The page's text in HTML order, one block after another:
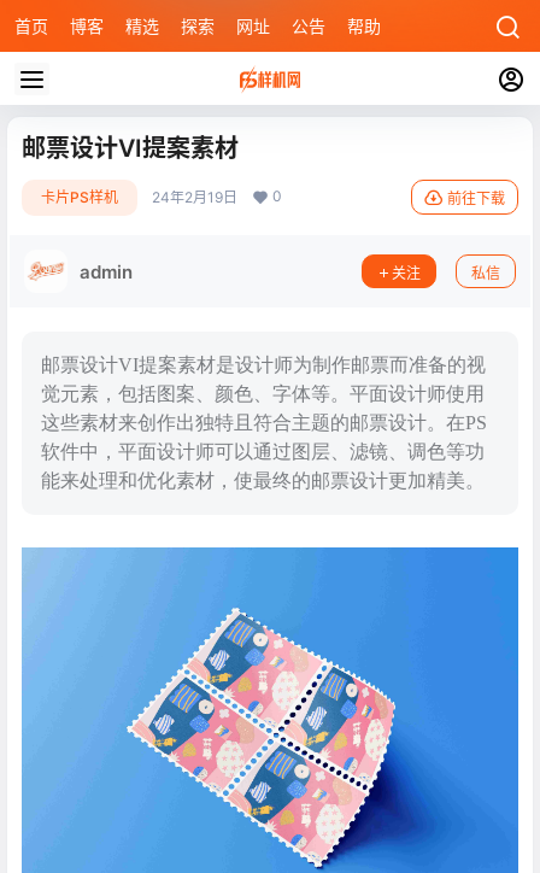
首页 博客 精选 探索 网址 公告 帮助
邮票设计VI提案素材
卡片PS样机 24年2月19日 0 前往下载
admin 关注 私信
邮票设计VI提案素材是设计师为制作邮票而准备的视
觉元素，包括图案、颜色、字体等。平面设计师使用
这些素材来创作出独特且符合主题的邮票设计。在PS
软件中，平面设计师可以通过图层、滤镜、调色等功
能来处理和优化素材，使最终的邮票设计更加精美。